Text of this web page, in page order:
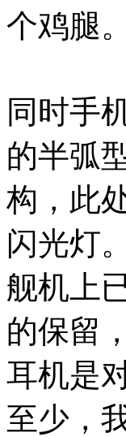
个鸡腿。
同时手
的半弧
构，此
闪光灯
舰机上
的保留
耳机是
至少，